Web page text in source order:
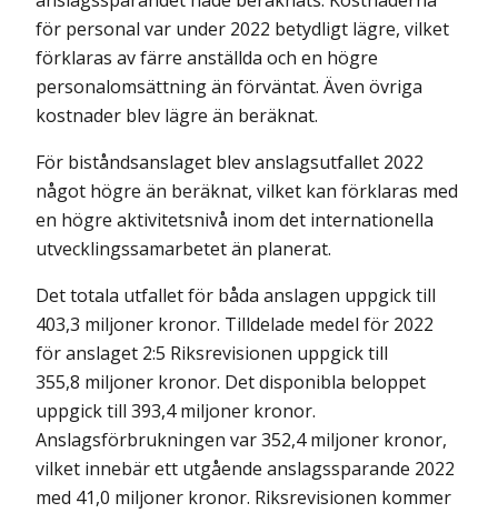
för personal var under 2022 betydligt lägre, vilket
förklaras av färre anställda och en högre
personalomsättning än förväntat. Även övriga
kostnader blev lägre än beräknat.
För biståndsanslaget blev anslagsutfallet 2022
något högre än beräknat, vilket kan förklaras med
en högre aktivitetsnivå inom det internationella
utvecklingssamarbetet än planerat.
Det totala utfallet för båda anslagen uppgick till
403,3 miljoner kronor. Tilldelade medel för 2022
för anslaget 2:5 Riksrevisionen uppgick till
355,8 miljoner kronor. Det disponibla beloppet
uppgick till 393,4 miljoner kronor.
Anslagsförbrukningen var 352,4 miljoner kronor,
vilket innebär ett utgående anslagssparande 2022
med 41,0 miljoner kronor. Riksrevisionen kommer